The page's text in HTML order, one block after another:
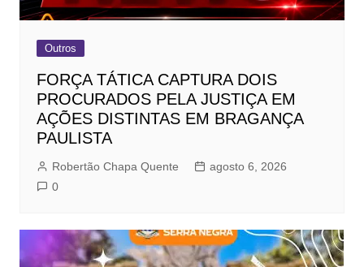
Outros
FORÇA TÁTICA CAPTURA DOIS
PROCURADOS PELA JUSTIÇA EM
AÇÕES DISTINTAS EM BRAGANÇA
PAULISTA
Robertão Chapa Quente
agosto 6, 2026
0